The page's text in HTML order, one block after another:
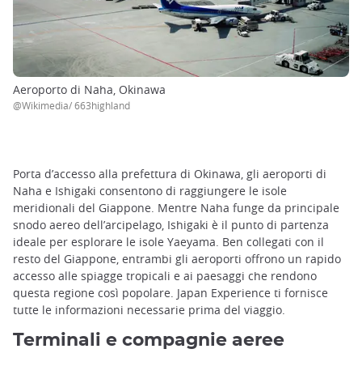
Aeroporto di Naha, Okinawa
@Wikimedia/ 663highland
Porta d’accesso alla prefettura di Okinawa, gli aeroporti di
Naha e Ishigaki consentono di raggiungere le isole
meridionali del Giappone. Mentre Naha funge da principale
snodo aereo dell’arcipelago, Ishigaki è il punto di partenza
ideale per esplorare le isole Yaeyama. Ben collegati con il
resto del Giappone, entrambi gli aeroporti offrono un rapido
accesso alle spiagge tropicali e ai paesaggi che rendono
questa regione così popolare. Japan Experience ti fornisce
tutte le informazioni necessarie prima del viaggio.
Terminali e compagnie aeree